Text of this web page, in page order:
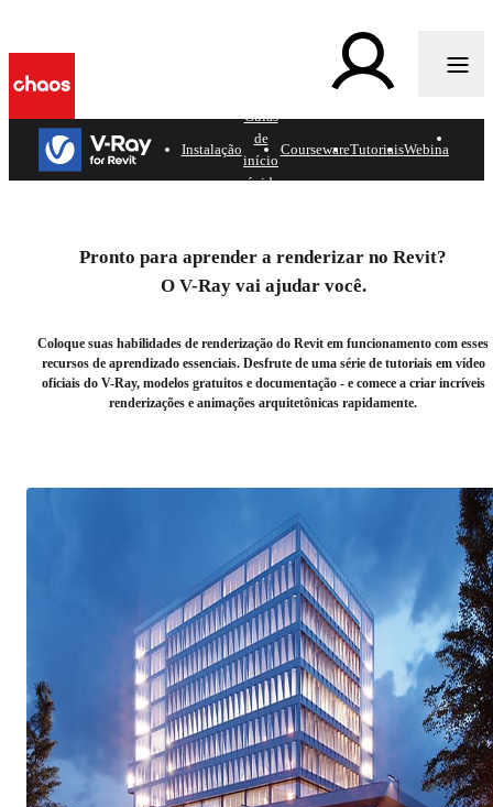
Revit.
Sua fonte de referência para obter os melhores
Instalação
Guias
de
início
rápido
CoursewareTutoriaisWebinar
Pronto para aprender a renderizar no Revit?
O V-Ray vai ajudar você.
Coloque suas habilidades de renderização do Revit em funcionamento com esses
recursos de aprendizado essenciais. Desfrute de uma série de tutoriais em vídeo
oficiais do V-Ray, modelos gratuitos e documentação - e comece a criar incríveis
renderizações e animações arquitetônicas rapidamente.